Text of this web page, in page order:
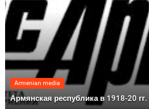
Armenian media
Армянская республика в 1918-20 гг.